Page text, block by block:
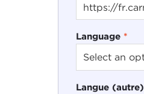
Language *
Langue (autre)